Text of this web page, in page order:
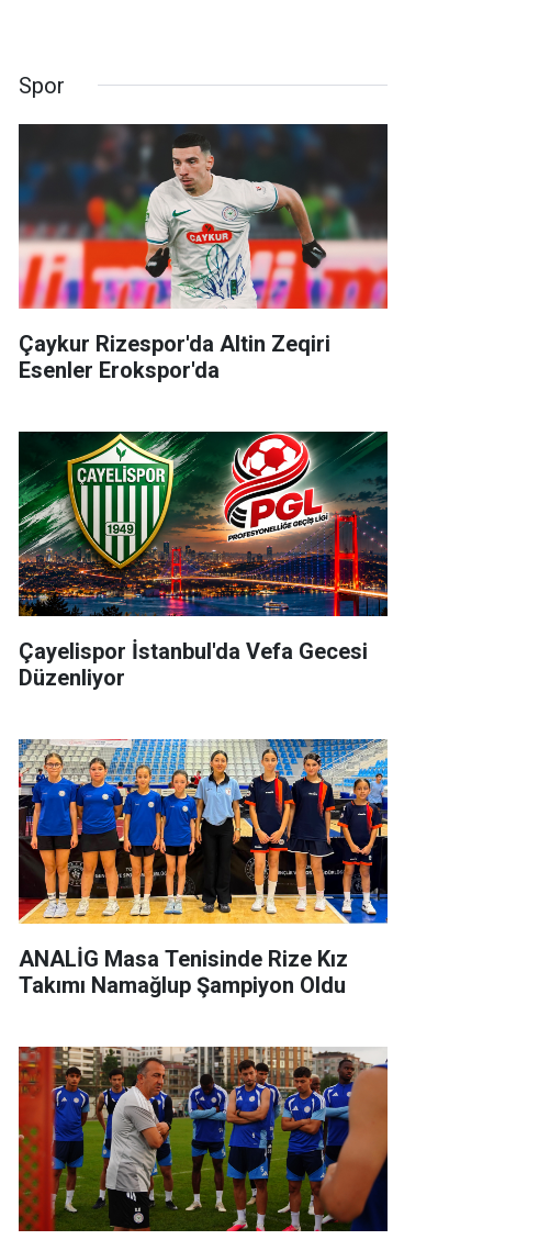
Spor
Çaykur Rizespor'da Altin Zeqiri
Esenler Erokspor'da
Çayelispor İstanbul'da Vefa Gecesi
Düzenliyor
ANALİG Masa Tenisinde Rize Kız
Takımı Namağlup Şampiyon Oldu